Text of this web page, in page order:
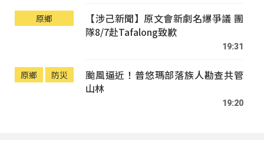
原鄉
【涉己新聞】原文會新劇名爆爭議 團
隊8/7赴Tafalong致歉
19:31
原鄉 防災
颱風逼近！普悠瑪部落族人勘查共管
山林
19:20